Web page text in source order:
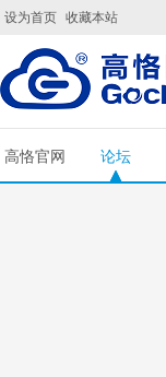
设为首页 收藏本站
高恪官网 论坛